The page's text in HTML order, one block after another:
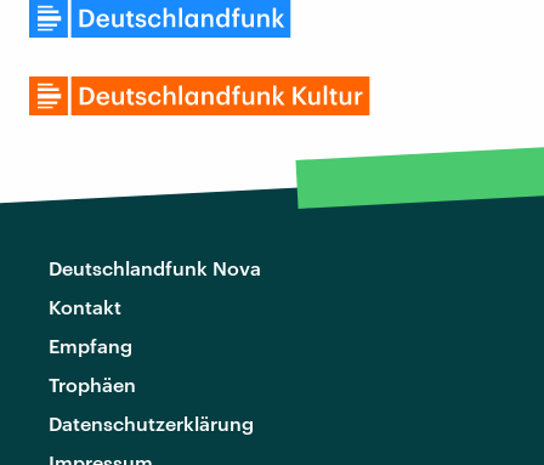
Deutschlandfunk Nova
Kontakt
Empfang
Trophäen
Datenschutzerklärung